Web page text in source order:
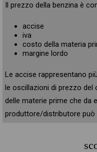
Il prezzo della benzina è
accise
iva
costo della materia
margine lordo
Le accise rappresentano
le oscillazioni di prezzo del
delle materie prime che da
produttore/distributore può